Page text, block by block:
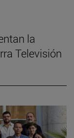
la
Televisión